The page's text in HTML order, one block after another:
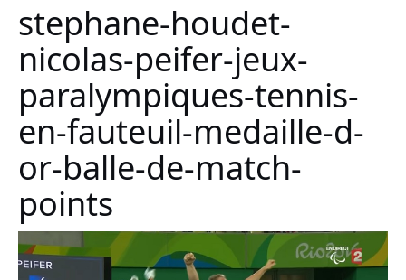
stephane-houdet-
nicolas-peifer-jeux-
paralympiques-tennis-
en-fauteuil-medaille-d-
or-balle-de-match-
points